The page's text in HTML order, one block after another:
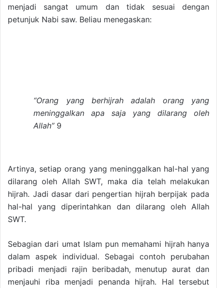
menjadi sangat umum dan tidak sesuai dengan
petunjuk Nabi saw. Beliau menegaskan:
“Orang yang berhijrah adalah orang yang
meninggalkan apa saja yang dilarang oleh
Allah”9
Artinya, setiap orang yang meninggalkan hal-hal yang
dilarang oleh Allah SWT, maka dia telah melakukan
hijrah. Jadi dasar dari pengertian hijrah berpijak pada
hal-hal yang diperintahkan dan dilarang oleh Allah
SWT.
Sebagian dari umat Islam pun memahami hijrah hanya
dalam aspek individual. Sebagai contoh perubahan
pribadi menjadi rajin beribadah, menutup aurat dan
menjauhi riba menjadi penanda hijrah. Hal tersebut